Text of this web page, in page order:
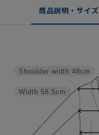
商品説明・サイズ
Width 58.5cm
Shoulder width 48cm